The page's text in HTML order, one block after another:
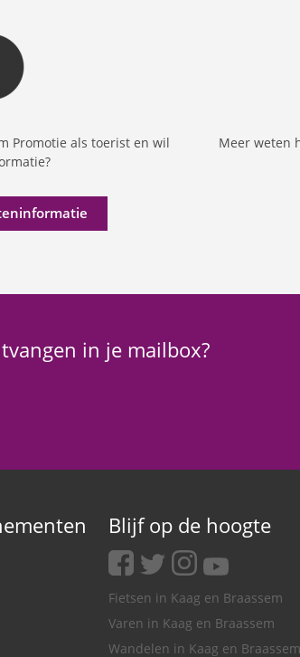
Promotie als toerist en wil
Meer weten
in je mailbox?
Blijf op de hoogte
facebook
twitterinstagram
youtube
Fietsen in Kaag en Braassem
Varen in Kaag en Braassem
Wandelen in Kaag en Braassem